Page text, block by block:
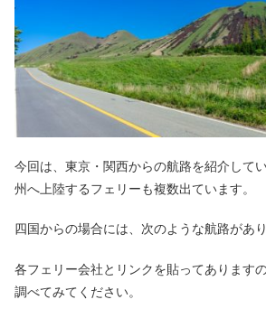
今回は、東京・関西からの航路を紹介して
州へ上陸するフェリーも複数出ています。
四国からの場合には、次のような航路があり
各フェリー会社とリンクを貼ってあります
調べてみてください。